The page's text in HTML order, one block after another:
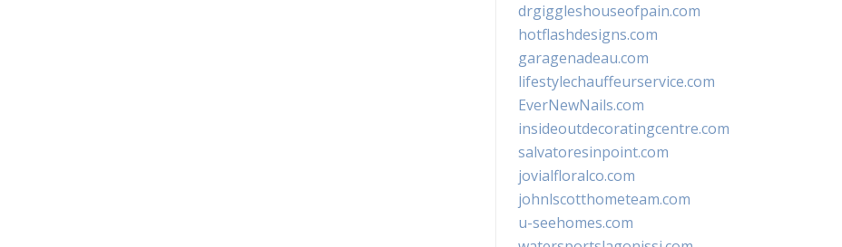
drgiggleshouseofpain.com
hotflashdesigns.com
garagenadeau.com
lifestylechauffeurservice.com
EverNewNails.com
insideoutdecoratingcentre.com
salvatoresinpoint.com
jovialfloralco.com
johnlscotthometeam.com
u-seehomes.com